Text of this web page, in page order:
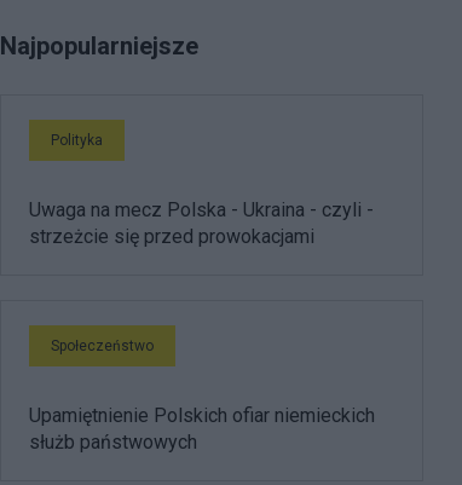
Najpopularniejsze
Polityka
Uwaga na mecz Polska - Ukraina - czyli -
strzeżcie się przed prowokacjami
Społeczeństwo
Upamiętnienie Polskich ofiar niemieckich
służb państwowych